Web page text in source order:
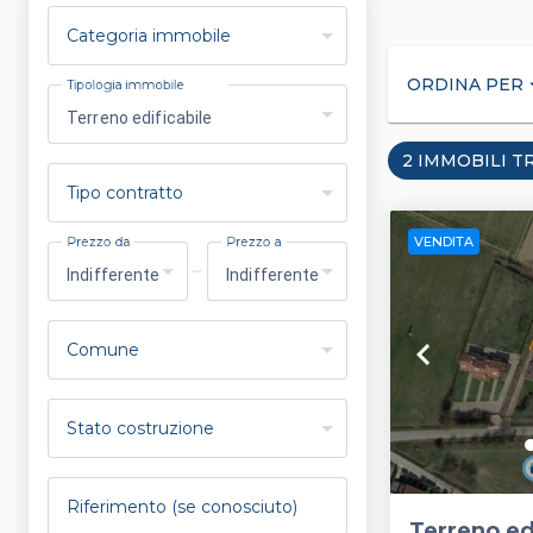
Categoria immobile
Terreno edificabile
Tipologia immobile
Tipo contratto
Indifferente
Prezzo da
Indifferente
Prezzo a
Comune
Stato costruzione
Riferimento (se conosciuto)
ORDINA PER
2 IMMOBILI
VENDITA
keyboard_arrow_left